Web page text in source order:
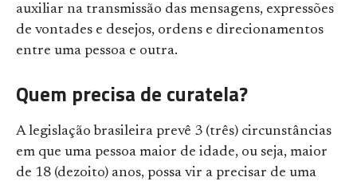
auxiliar na transmissão das mensagens, expressões
de vontades e desejos, ordens e direcionamentos
entre uma pessoa e outra.
Quem precisa de curatela?
A legislação brasileira prevê 3 (três) circunstâncias
em que uma pessoa maior de idade, ou seja, maior
de 18 (dezoito) anos, possa vir a precisar de uma